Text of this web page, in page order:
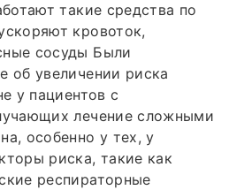
такие средства по
кровоток,
сосуды Были
об увеличении риска
у пациентов с
лечение сложными
особенно у тех, у
риска, такие как
респираторные